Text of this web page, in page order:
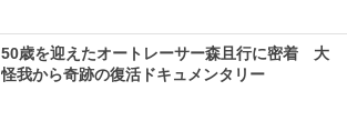
50歳を迎えたオートレーサー森且行に密着 大
怪我から奇跡の復活ドキュメンタリー